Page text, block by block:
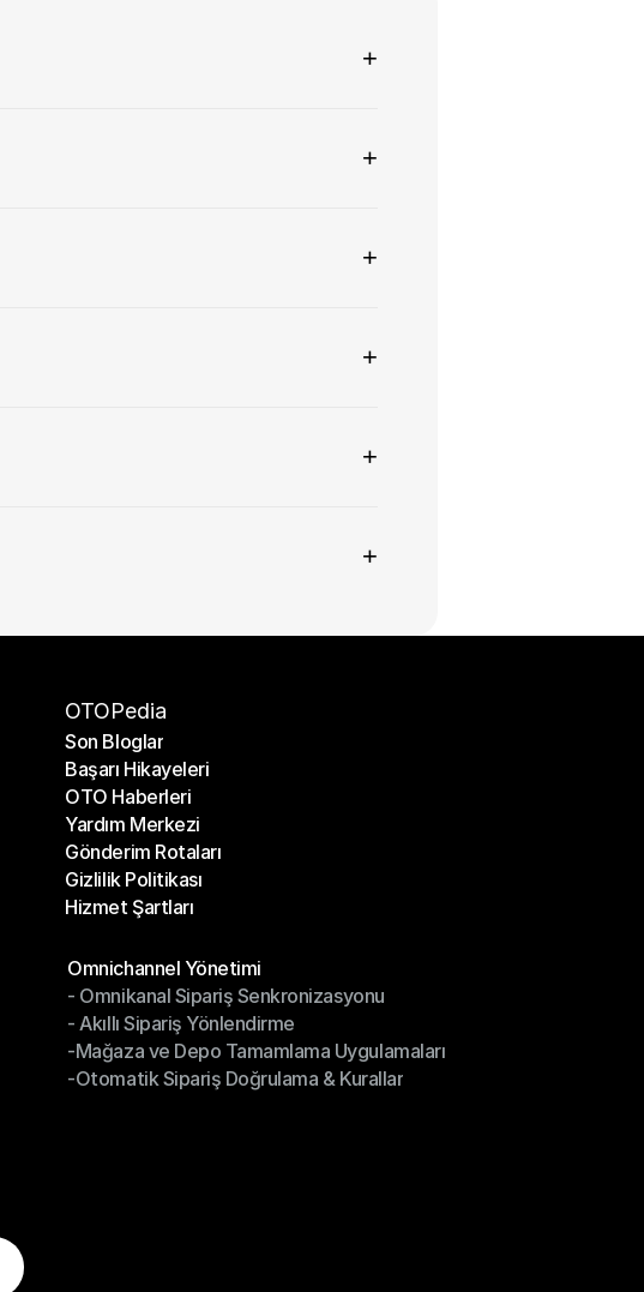
+
+
+
+
+
+
OTOPedia
Son Bloglar
Son Bloglar
Başarı Hikayeleri
Başarı Hikayeleri
OTO Haberleri
OTO Haberleri
Yardım Merkezi
Yardım Merkezi
Gönderim Rotaları
Gönderim Rotaları
Gizlilik Politikası
Gizlilik Politikası
Hizmet Şartları
Omnichannel Yönetimi
Omnichannel Yönetimi
- Omnikanal Sipariş Senkronizasyonu
- Omnikanal Sipariş Senkronizasyonu
- Akıllı Sipariş Yönlendirme
- Akıllı Sipariş Yönlendirme
-Mağaza ve Depo Tamamlama Uygulamaları
-Mağaza ve Depo Tamamlama Uygulamaları
-Otomatik Sipariş Doğrulama & Kurallar